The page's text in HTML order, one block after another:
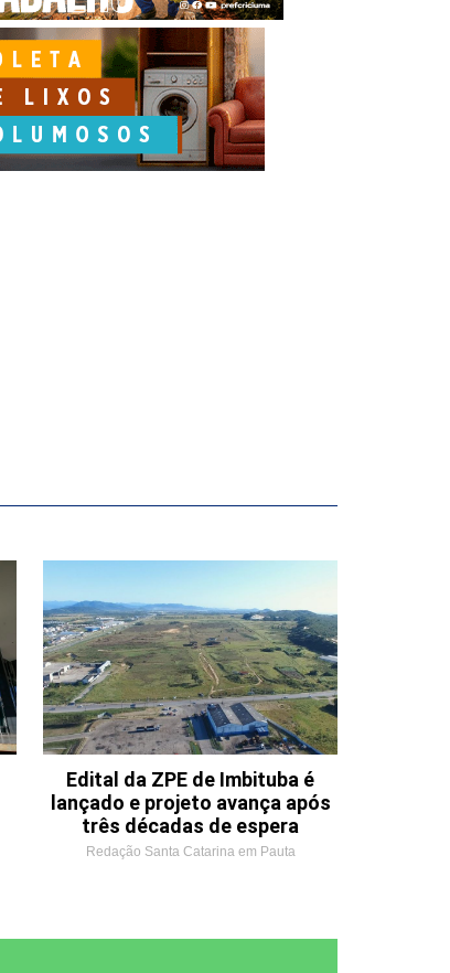
Edital da ZPE de Imbituba é
lançado e projeto avança após
três décadas de espera
Redação Santa Catarina em Pauta